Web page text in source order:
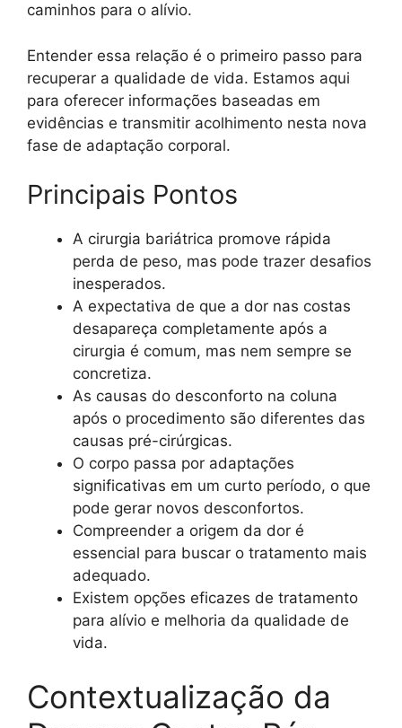
caminhos para o alívio.
Entender essa relação é o primeiro passo para
recuperar a qualidade de vida. Estamos aqui
para oferecer informações baseadas em
evidências e transmitir acolhimento nesta nova
fase de adaptação corporal.
Principais Pontos
A cirurgia bariátrica promove rápida
perda de peso, mas pode trazer desafios
inesperados.
A expectativa de que a dor nas costas
desapareça completamente após a
cirurgia é comum, mas nem sempre se
concretiza.
As causas do desconforto na coluna
após o procedimento são diferentes das
causas pré-cirúrgicas.
O corpo passa por adaptações
significativas em um curto período, o que
pode gerar novos desconfortos.
Compreender a origem da dor é
essencial para buscar o tratamento mais
adequado.
Existem opções eficazes de tratamento
para alívio e melhoria da qualidade de
vida.
Contextualização da